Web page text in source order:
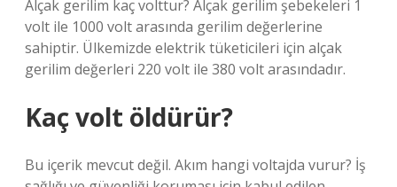
Alçak gerilim kaç volttur? Alçak gerilim şebekeleri 1
volt ile 1000 volt arasında gerilim değerlerine
sahiptir. Ülkemizde elektrik tüketicileri için alçak
gerilim değerleri 220 volt ile 380 volt arasındadır.
Kaç volt öldürür?
Bu içerik mevcut değil. Akım hangi voltajda vurur? İş